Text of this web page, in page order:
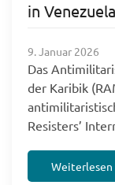
in Venezuela
9. Januar 2026
Das
der Karibik
Resisters’
Weiterlesen